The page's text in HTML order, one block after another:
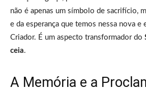
não é apenas um símbolo de sacrifício,
e da esperança que temos nessa nova e
Criador. É um aspecto transformador do
ceia.
A Memória e a